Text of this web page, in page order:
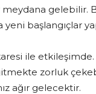
meydana
başlangıçlar
ile
zorluk
ağır gelecektir.